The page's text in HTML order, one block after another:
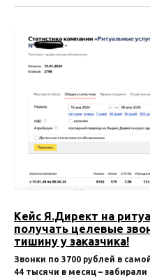
Кейс Я.Директ на
получать целевые
тишину у заказчика!
Звонки по 3700 рублей в
44 тысячи в месяц –